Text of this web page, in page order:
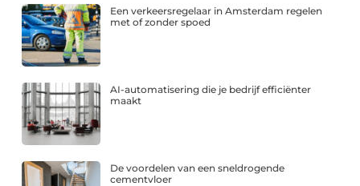
Een verkeersregelaar in Amsterdam regelen
met of zonder spoed
AI-automatisering die je bedrijf efficiënter
maakt
De voordelen van een sneldrogende
cementvloer